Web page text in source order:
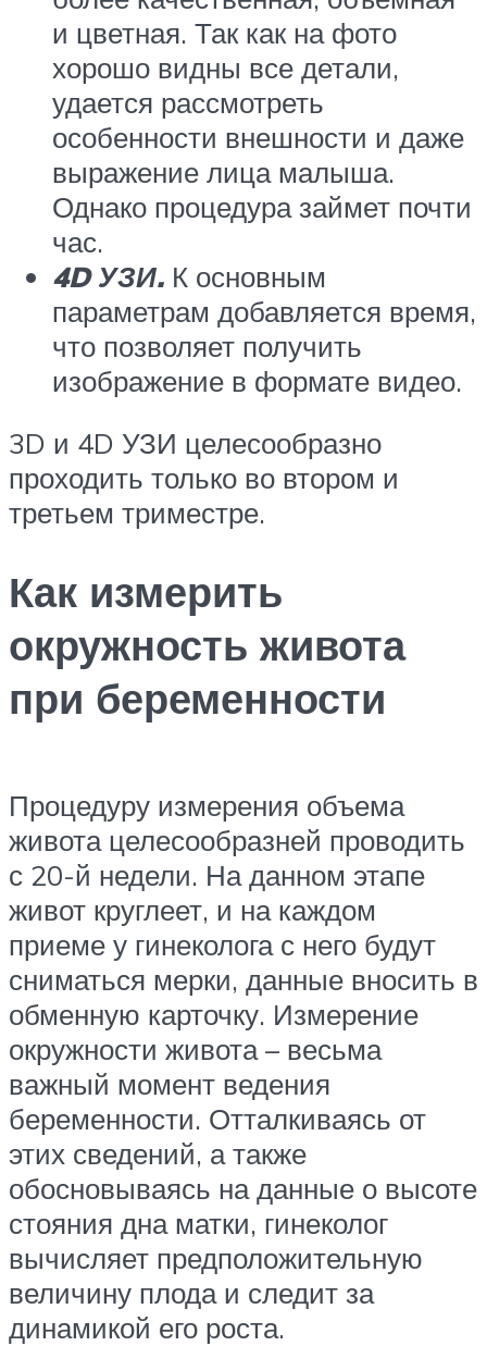
и цветная. Так как на фото
хорошо видны все детали,
удается рассмотреть
особенности внешности и даже
выражение лица малыша.
Однако процедура займет почти
час.
4D УЗИ. К основным
параметрам добавляется время,
что позволяет получить
изображение в формате видео.
3D и 4D УЗИ целесообразно
проходить только во втором и
третьем триместре.
Как измерить
окружность живота
при беременности
Процедуру измерения объема
живота целесообразней проводить
с 20-й недели. На данном этапе
живот круглеет, и на каждом
приеме у гинеколога с него будут
сниматься мерки, данные вносить в
обменную карточку. Измерение
окружности живота – весьма
важный момент ведения
беременности. Отталкиваясь от
этих сведений, а также
обосновываясь на данные о высоте
стояния дна матки, гинеколог
вычисляет предположительную
величину плода и следит за
динамикой его роста.